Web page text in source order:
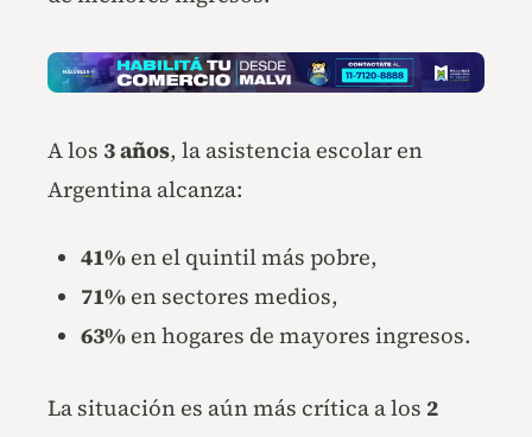
A los 3 años, la asistencia escolar en
Argentina alcanza:
41%en el quintil más pobre,
71%en sectores medios,
63%en hogares de mayores ingresos.
La situación es aún más crítica a los 2